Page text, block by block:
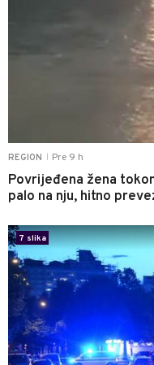
REGION Pre 9 h
Povrijeđena žena
palo na nju, hitno
7 slika